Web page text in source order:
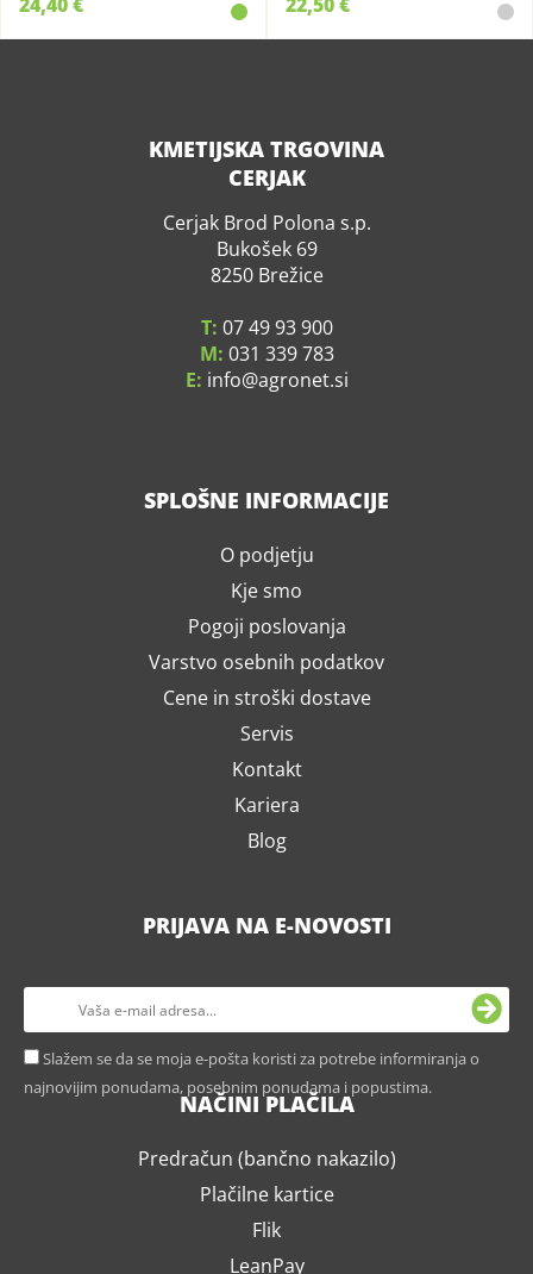
KMETIJSKA TRGOVINA
CERJAK
Cerjak Brod Polona s.p.
Bukošek 69
8250 Brežice
T: 07 49 93 900
M: 031 339 783
E: info agronet.si
SPLOŠNE INFORMACIJE
O podjetju
Kje smo
Pogoji poslovanja
Varstvo osebnih podatkov
Cene in stroški dostave
Servis
Kontakt
Kariera
Blog
PRIJAVA NA E-NOVOSTI
Slažem se da se moja e-pošta koristi za potrebe informiranja o
najnovijim ponudama, posebnim ponudama i popustima.
NAČINI PLAČILA
Predračun (bančno nakazilo)
Plačilne kartice
Flik
LeanPay